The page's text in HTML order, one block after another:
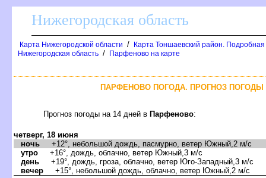
Нижегородская область
Карта Нижегородской области /
Карта Тоншаевский район.
Нижегородская область / Парфеново на карте
ПАРФЕНОВО ПОГОДА. ПРОГНОЗ
Прогноз погоды на 14 дней Парфеново:
четверг, 18 июня
ночь +12°, небольшой дождь, пасмурно, ветер Южный,2 м/с
утро +16°, дождь, облачно, ветер Южный,3 м/с
день +19°, дождь, гроза, облачно, ветер Юго-Западный,3 м/с
ечер +15°, небольшой дождь, облачно, ветер Южный,2 м/с